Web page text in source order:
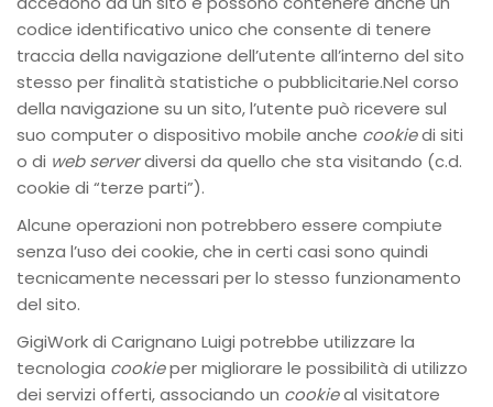
codice identificativo unico che consente di tenere
traccia della navigazione dell’utente all’interno del sito
stesso per finalità statistiche o pubblicitarie.Nel corso
della navigazione su un sito, l’utente può ricevere sul
suo computer o dispositivo mobile anche cookiedi siti
o di web serverdiversi da quello che sta visitando (c.d.
cookie di “terze parti”).
Alcune operazioni non potrebbero essere compiute
senza l’uso dei cookie, che in certi casi sono quindi
tecnicamente necessari per lo stesso funzionamento
del sito.
GigiWork di Carignano Luigi potrebbe utilizzare la
tecnologia cookieper migliorare le possibilità di utilizzo
dei servizi offerti, associando un cookieal visitatore